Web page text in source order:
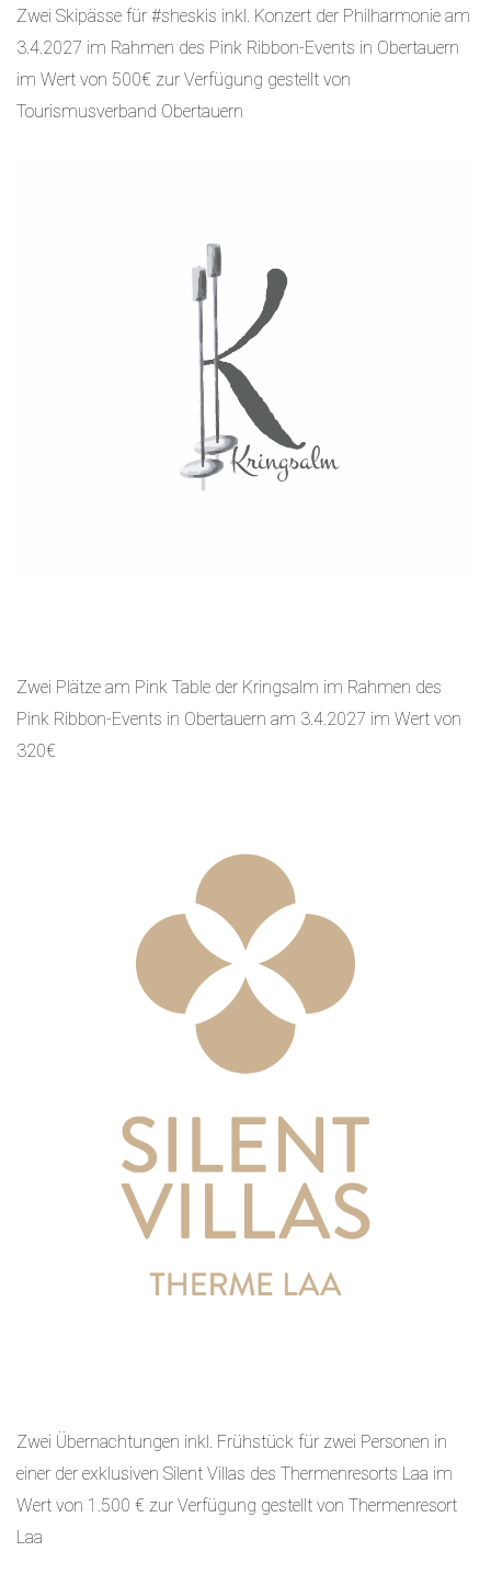
Zwei Skipässe für #sheskis inkl. Konzert der Philharmonie am
3.4.2027 im Rahmen des Pink Ribbon-Events in Obertauern
im Wert von 500€ zur Verfügung gestellt von
Tourismusverband Obertauern
Zwei Plätze am Pink Table der Kringsalm im Rahmen des
Pink Ribbon-Events in Obertauern am 3.4.2027 im Wert von
320€
Zwei Übernachtungen inkl. Frühstück für zwei Personen in
einer der exklusiven Silent Villas des Thermenresorts Laa im
Wert von 1.500 € zur Verfügung gestellt von Thermenresort
Laa